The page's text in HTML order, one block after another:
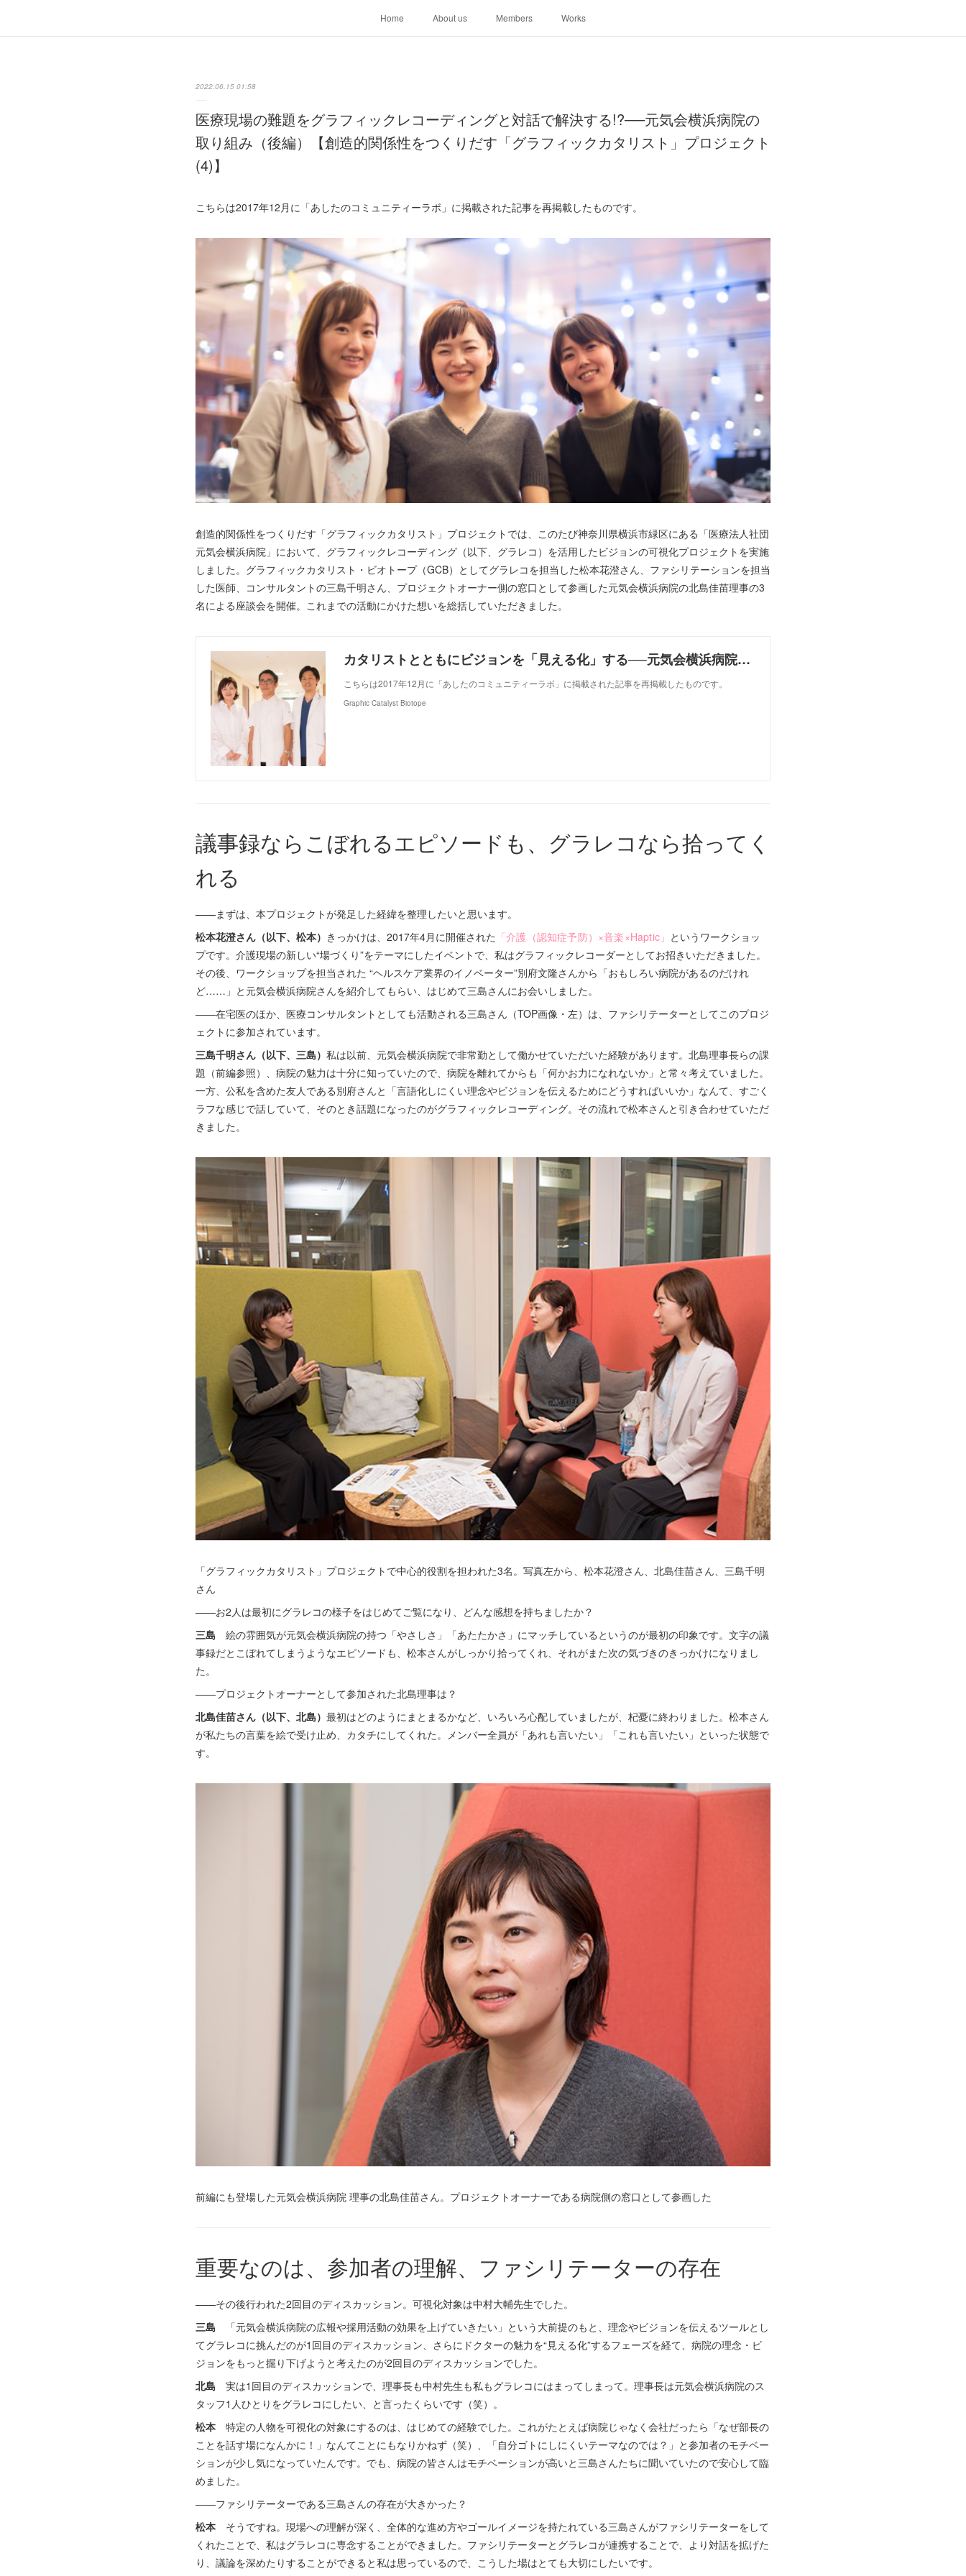
Home About us Members Works
2022.06.15 01:58
医療現場の難題をグラフィックレコーディングと対話で解決する!?──元気会横浜病院の
取り組み（後編）【創造的関係性をつくりだす「グラフィックカタリスト」プロジェクト
(4)】
こちらは2017年12月に「あしたのコミュニティーラボ」に掲載された記事を再掲載したものです。
創造的関係性をつくりだす「グラフィックカタリスト」プロジェクトでは、このたび神奈川県横浜市緑区にある「医療法人社団
元気会横浜病院」において、グラフィックレコーディング（以下、グラレコ）を活用したビジョンの可視化プロジェクトを実施
しました。グラフィックカタリスト・ビオトープ（GCB）としてグラレコを担当した松本花澄さん、ファシリテーションを担当
した医師、コンサルタントの三島千明さん、プロジェクトオーナー側の窓口として参画した元気会横浜病院の北島佳苗理事の3
名による座談会を開催。これまでの活動にかけた想いを総括していただきました。
カタリストとともにビジョンを「見える化」する──元気会横浜病院の取り組み（前編）【創造的関係性をつくりだす「グラフィックカタリスト」プロジェクト(3)】
こちらは2017年12月に「あしたのコミュニティーラボ」に掲載された記事を再掲載したものです。
Graphic Catalyst Biotope
議事録ならこぼれるエピソードも、グラレコなら拾ってく
れる
——まずは、本プロジェクトが発足した経緯を整理したいと思います。
松本花澄さん（以下、松本） きっかけは、2017年4月に開催された 「介護（認知症予防）×音楽×Haptic」 というワークショッ
プです。介護現場の新しい“場づくり”をテーマにしたイベントで、私はグラフィックレコーダーとしてお招きいただきました。
その後、ワークショップを担当された “ヘルスケア業界のイノベーター”別府文隆さんから「おもしろい病院があるのだけれ
ど……」と元気会横浜病院さんを紹介してもらい、はじめて三島さんにお会いしました。
——在宅医のほか、医療コンサルタントとしても活動される三島さん（TOP画像・左）は、ファシリテーターとしてこのプロジ
ェクトに参加されています。
三島千明さん（以下、三島） 私は以前、元気会横浜病院で非常勤として働かせていただいた経験があります。北島理事長らの課
題（前編参照）、病院の魅力は十分に知っていたので、病院を離れてからも「何かお力になれないか」と常々考えていました。
一方、公私を含めた友人である別府さんと「言語化しにくい理念やビジョンを伝えるためにどうすればいいか」なんて、すごく
ラフな感じで話していて、そのとき話題になったのがグラフィックレコーディング。その流れで松本さんと引き合わせていただ
きました。
「グラフィックカタリスト」プロジェクトで中心的役割を担われた3名。写真左から、松本花澄さん、北島佳苗さん、三島千明
さん
——お2人は最初にグラレコの様子をはじめてご覧になり、どんな感想を持ちましたか？
三島 絵の雰囲気が元気会横浜病院の持つ「やさしさ」「あたたかさ」にマッチしているというのが最初の印象です。文字の議
事録だとこぼれてしまうようなエピソードも、松本さんがしっかり拾ってくれ、それがまた次の気づきのきっかけになりまし
た。
——プロジェクトオーナーとして参加された北島理事は？
北島佳苗さん（以下、北島） 最初はどのようにまとまるかなど、いろいろ心配していましたが、杞憂に終わりました。松本さん
が私たちの言葉を絵で受け止め、カタチにしてくれた。メンバー全員が「あれも言いたい」「これも言いたい」といった状態で
す。
前編にも登場した元気会横浜病院 理事の北島佳苗さん。プロジェクトオーナーである病院側の窓口として参画した
重要なのは、参加者の理解、ファシリテーターの存在
——その後行われた2回目のディスカッション。可視化対象は中村大輔先生でした。
三島 「元気会横浜病院の広報や採用活動の効果を上げていきたい」という大前提のもと、理念やビジョンを伝えるツールとし
てグラレコに挑んだのが1回目のディスカッション、さらにドクターの魅力を“見える化”するフェーズを経て、病院の理念・ビ
ジョンをもっと掘り下げようと考えたのが2回目のディスカッションでした。
北島 実は1回目のディスカッションで、理事長も中村先生も私もグラレコにはまってしまって。理事長は元気会横浜病院のス
タッフ1人ひとりをグラレコにしたい、と言ったくらいです（笑）。
松本 特定の人物を可視化の対象にするのは、はじめての経験でした。これがたとえば病院じゃなく会社だったら「なぜ部長の
ことを話す場になんかに！」なんてことにもなりかねず（笑）、「自分ゴトにしにくいテーマなのでは？」と参加者のモチベー
ションが少し気になっていたんです。でも、病院の皆さんはモチベーションが高いと三島さんたちに聞いていたので安心して臨
めました。
——ファシリテーターである三島さんの存在が大きかった？
松本 そうですね。現場への理解が深く、全体的な進め方やゴールイメージを持たれている三島さんがファシリテーターをして
くれたことで、私はグラレコに専念することができました。ファシリテーターとグラレコが連携することで、より対話を拡げた
り、議論を深めたりすることができると私は思っているので、こうした場はとても大切にしたいです。